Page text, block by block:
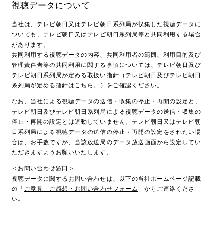
視聴データについて
当社は、テレビ朝日又はテレビ朝日系列局が収集した視聴データに
ついても、テレビ朝日又はテレビ朝日系列局等と共同利用する場合
があります。
共同利用する視聴データの内容、共同利用者の範囲、利用目的及び
管理責任者等の共同利用に関する事項については、テレビ朝日及び
テレビ朝日系列局が定める取扱い指針（テレビ朝日及びテレビ朝日
系列局が定める指針は こちら 。）をご確認ください。
なお、当社による視聴データの送信・収集の停止・再開の設定と、
テレビ朝日及びテレビ朝日系列局による視聴データの送信・収集の
停止・再開の設定とは連動していません。テレビ朝日又はテレビ朝
日系列局による視聴データの送信の停止・再開の設定をされたい場
合は、お手数ですが、当該放送局のデータ放送画面から設定してい
ただきますようお願いいたします。
＜お問い合わせ窓口＞
視聴データに関するお問い合わせは、以下の当社ホームページ記載
の「 ご意見・ご感想・お問い合わせフォーム 」からご連絡くださ
い。